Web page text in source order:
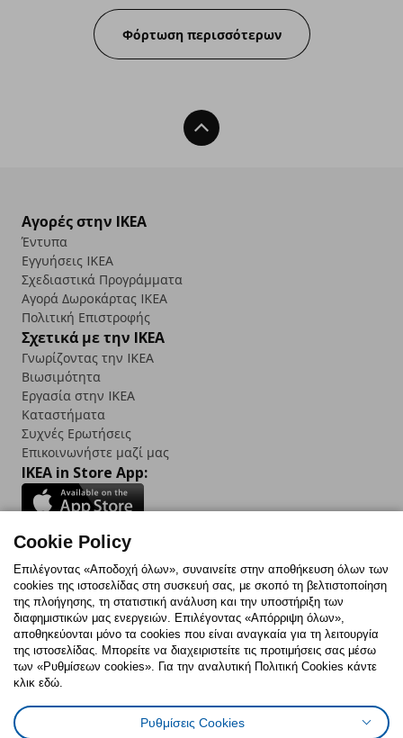
Φόρτωση περισσότερων
Back To Top
Αγορές στην IKEA
Έντυπα
Εγγυήσεις IKEA
Σχεδιαστικά Προγράμματα
Αγορά Δωρoκάρτας IKEA
Πολιτική Επιστροφής
Σχετικά με την IKEA
Γνωρίζοντας την IKEA
Βιωσιμότητα
Εργασία στην IKEA
Καταστήματα
Συχνές Ερωτήσεις
Επικοινωνήστε μαζί μας
IKEA in Store App:
Follow us:
FacebookInstagram
TikTokYoutubePinterestTwitter
Πολιτική CookiesΔήλωση ψηφιακής προσβασιμότητας
Ρυθμίσεις cookiesΌροι Χρήσης
Cookie Policy
Επιλέγοντας «Αποδοχή όλων», συναινείτε στην αποθήκευση όλων των
cookies της ιστοσελίδας στη συσκευή σας, με σκοπό τη βελτιστοποίηση
της πλοήγησης, τη στατιστική ανάλυση και την υποστήριξη των
διαφημιστικών μας ενεργειών. Επιλέγοντας «Απόρριψη όλων»,
αποθηκεύονται μόνο τα cookies που είναι αναγκαία για τη λειτουργία
της ιστοσελίδας. Μπορείτε να διαχειριστείτε τις προτιμήσεις σας μέσω
των «Ρυθμίσεων cookies». Για την αναλυτική Πολιτική Cookies κάντε
κλικ εδώ.
Ρυθμίσεις Cookies